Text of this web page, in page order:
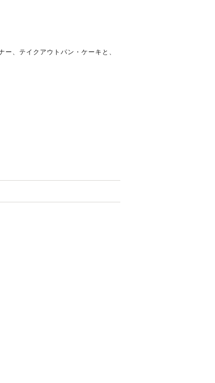
、テイクアウトパン・ケーキと、